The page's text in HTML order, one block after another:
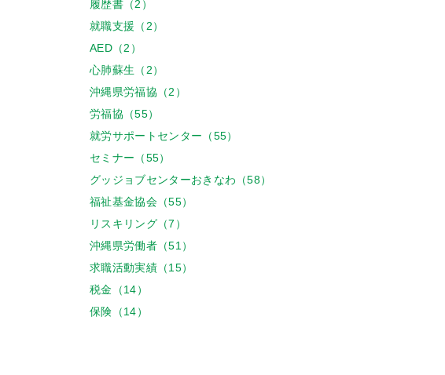
履歴書（2）
就職支援（2）
AED（2）
心肺蘇生（2）
沖縄県労福協（2）
労福協（55）
就労サポートセンター（55）
セミナー（55）
グッジョブセンターおきなわ（58）
福祉基金協会（55）
リスキリング（7）
沖縄県労働者（51）
求職活動実績（15）
税金（14）
保険（14）